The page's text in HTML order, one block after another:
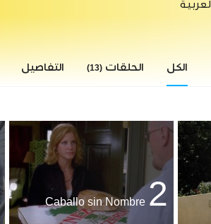
العربية
الكل الحلقات (13) التفاصيل
2